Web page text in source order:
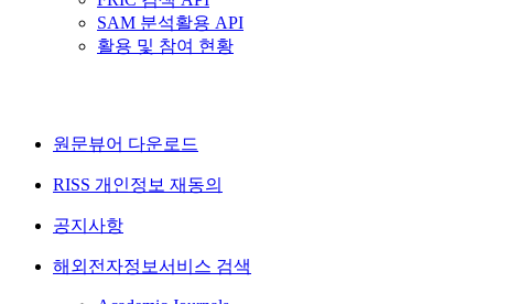
SAM 분석활용 API
활용 및 참여 현황
원문뷰어 다운로드
RISS 개인정보 재동의
공지사항
해외전자정보서비스 검색